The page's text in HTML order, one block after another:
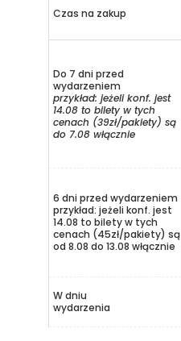
Czas na zakup
Do 7 dni przed
wydarzeniem
przykład: jeżeli konf. jest
14.08 to bilety w tych
cenach (39zł/pakiety) są
do 7.08 włącznie
6 dni przed wydarzeniem
przykład: jeżeli konf. jest
14.08 to bilety w tych
cenach (45zł/pakiety) są
od 8.08 do 13.08 włącznie
W dniu
wydarzenia